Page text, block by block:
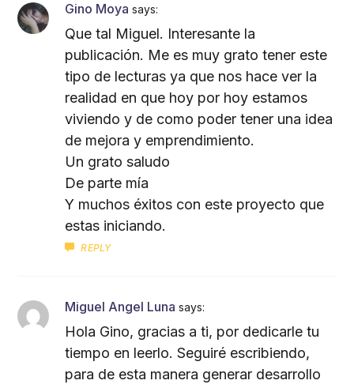
Gino Moyasays:
Que tal Miguel. Interesante la
publicación. Me es muy grato tener este
tipo de lecturas ya que nos hace ver la
realidad en que hoy por hoy estamos
viviendo y de como poder tener una idea
de mejora y emprendimiento.
Un grato saludo
De parte mía
Y muchos éxitos con este proyecto que
estas iniciando.
REPLY
Miguel Angel Lunasays:
Hola Gino, gracias a ti, por dedicarle tu
tiempo en leerlo. Seguiré escribiendo,
para de esta manera generar desarrollo